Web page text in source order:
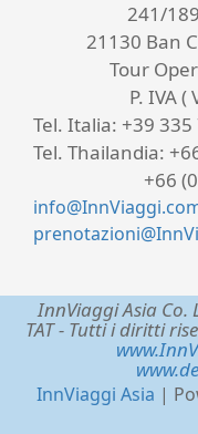
241/
21130 Ban
Tour
P. IVA (
Tel. Italia: +39 335
Tel. Thailandia:
+66 (0)
InnViaggi Asia Co.
TAT - Tutti i diritti
InnViaggi Asia |